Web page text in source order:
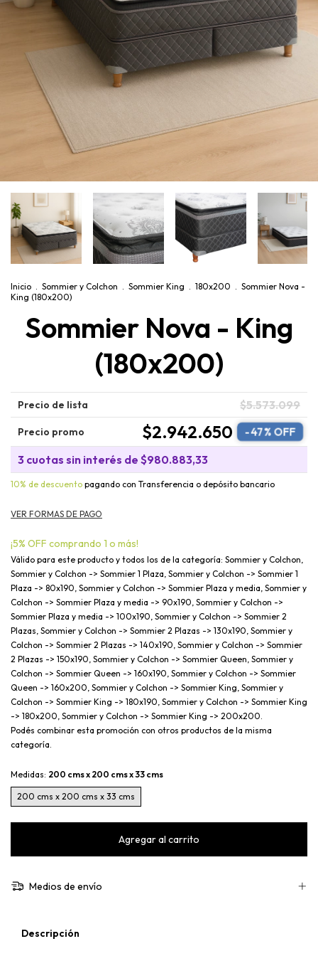
Inicio . Sommier y Colchon . Sommier King . 180x200 . Sommier Nova -
King (180x200)
Sommier Nova - King
(180x200)
Precio de lista $5.573.099
Precio promo $2.942.650 -47% OFF
3 cuotas sin interés de $980.883,33
10% de descuento pagando con Transferencia o depósito bancario
¡5% OFF comprando 1 o más!
Válido para este producto y todos los de la categoría: Sommier y Colchon,
Sommier y Colchon -> Sommier 1 Plaza, Sommier y Colchon -> Sommier 1
Plaza -> 80x190, Sommier y Colchon -> Sommier Plaza y media, Sommier y
Colchon -> Sommier Plaza y media -> 90x190, Sommier y Colchon ->
Sommier Plaza y media -> 100x190, Sommier y Colchon -> Sommier 2
Plazas, Sommier y Colchon -> Sommier 2 Plazas -> 130x190, Sommier y
Colchon -> Sommier 2 Plazas -> 140x190, Sommier y Colchon -> Sommier
2 Plazas -> 150x190, Sommier y Colchon -> Sommier Queen, Sommier y
Colchon -> Sommier Queen -> 160x190, Sommier y Colchon -> Sommier
Queen -> 160x200, Sommier y Colchon -> Sommier King, Sommier y
Colchon -> Sommier King -> 180x190, Sommier y Colchon -> Sommier King
-> 180x200, Sommier y Colchon -> Sommier King -> 200x200.
Podés combinar esta promoción con otros productos de la misma
categoría.
Medidas: 200 cms x 200 cms x 33 cms
200 cms x 200 cms x 33 cms
Medios de envío
Descripción